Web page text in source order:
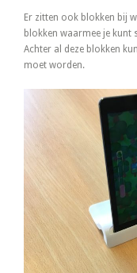
Er zitten ook blokken bij
blokken waarmee je kunt
Achter al deze blokken
moet worden.